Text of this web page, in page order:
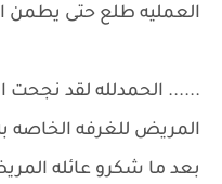
العمليه طلع حتى يطمن
...... الحمدلله لقد نجحت
المريض للغرفه الخاصه
بعد ما شكرو عائله